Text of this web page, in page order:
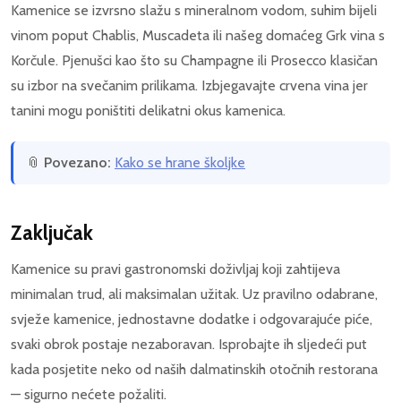
Kamenice se izvrsno slažu s mineralnom vodom, suhim bijeli
vinom poput Chablis, Muscadeta ili našeg domaćeg Grk vina s
Korčule. Pjenušci kao što su Champagne ili Prosecco klasičan
su izbor na svečanim prilikama. Izbjegavajte crvena vina jer
tanini mogu poništiti delikatni okus kamenica.
📎 Povezano: Kako se hrane školjke
Zaključak
Kamenice su pravi gastronomski doživljaj koji zahtijeva
minimalan trud, ali maksimalan užitak. Uz pravilno odabrane,
svježe kamenice, jednostavne dodatke i odgovarajuće piće,
svaki obrok postaje nezaboravan. Isprobajte ih sljedeći put
kada posjetite neko od naših dalmatinskih otočnih restorana
— sigurno nećete požaliti.